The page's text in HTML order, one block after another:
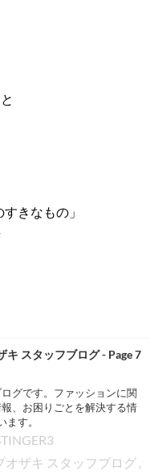
きなもの」
キ スタッフブログ - Page 7
グです。ファッションに関
、お困りごとを解決する情
す。
ザキ スタッフブログ ,